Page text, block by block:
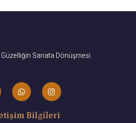
Sanata Dönüşmesi
Bilgileri